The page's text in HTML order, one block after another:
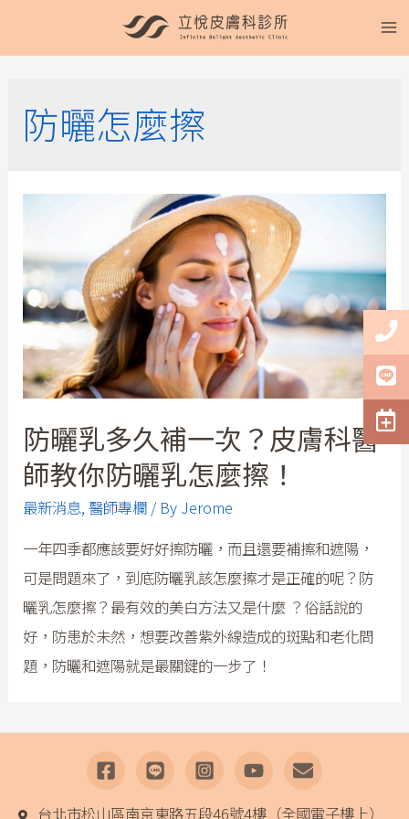
防曬怎麼擦
防曬乳多久補一次？皮膚科醫
師教你防曬乳怎麼擦！
最新消息,醫師專欄 / By Jerome
一年四季都應該要好好擦防曬，而且還要補擦和遮陽，
可是問題來了，到底防曬乳該怎麼擦才是正確的呢？防
曬乳怎麼擦？最有效的美白方法又是什麼 ？俗話說的
好，防患於未然，想要改善紫外線造成的斑點和老化問
題，防曬和遮陽就是最關鍵的一步了！
台北市松山區南京東路五段46號4樓（全國電子樓上）